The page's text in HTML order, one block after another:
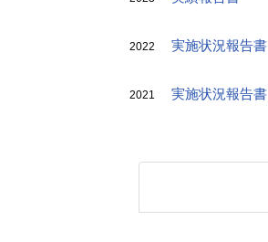
2022 実施状況報告書
2021 実施状況報告書